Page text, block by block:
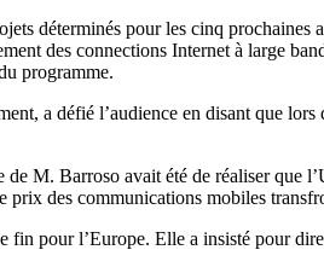
déterminés pour les cinq
des connections Internet à large
programme.
a défié l’audience en disant que
M. Barroso avait été de réaliser que
prix des communications mobiles
pour l’Europe. Elle a insisté pour